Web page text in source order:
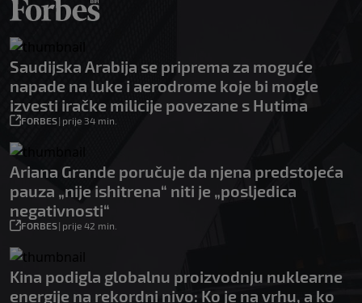
Saudijska Arabija se priprema za moguće
napade na luke i aerodrome koje bi mogle
izvesti iračke milicije povezane s Hutima
FORBES| prije 34 min.
Ariana Grande poručuje da njena predstojeća
pauza „nije ishitrena“ niti je „posljedica
negativnosti“
FORBES| prije 42 min.
Kina podigla globalnu proizvodnju nuklearne
energije na rekordni nivo: Ko je na vrhu, a ko